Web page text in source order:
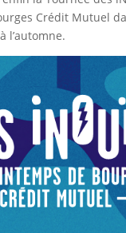
Crédit Mutuel
l’automne.